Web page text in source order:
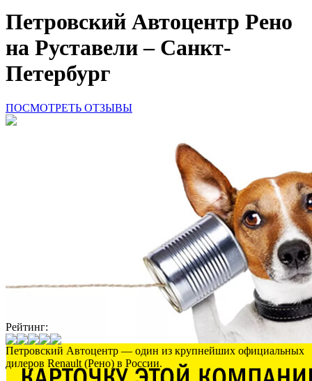
Петровский Автоцентр Рено
на Руставели – Санкт-
Петербург
ПОСМОТРЕТЬ ОТЗЫВЫ
Рейтинг:
Петровский Автоцентр — один из крупнейших официальных
дилеров Renault (Рено) в России.